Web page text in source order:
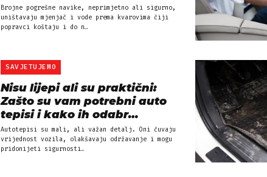
Brojne pogrešne navike, neprimjetno ali sigurno,
uništavaju mjenjač i vode prema kvarovima čiji
popravci koštaju i do n…
SAVJETUJEMO
Nisu lijepi ali su praktični:
Zašto su vam potrebni auto
tepisi i kako ih odabr…
Autotepisi su mali, ali važan detalj. Oni čuvaju
vrijednost vozila, olakšavaju održavanje i mogu
pridonijeti sigurnosti…